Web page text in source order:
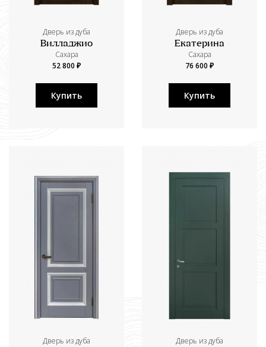
Дверь из дуба
Вилладжио
Сахара
52 800 ₽
Купить
Дверь из дуба
Екатерина
Сахара
76 600 ₽
Купить
Дверь из дуба Дверь из дуба